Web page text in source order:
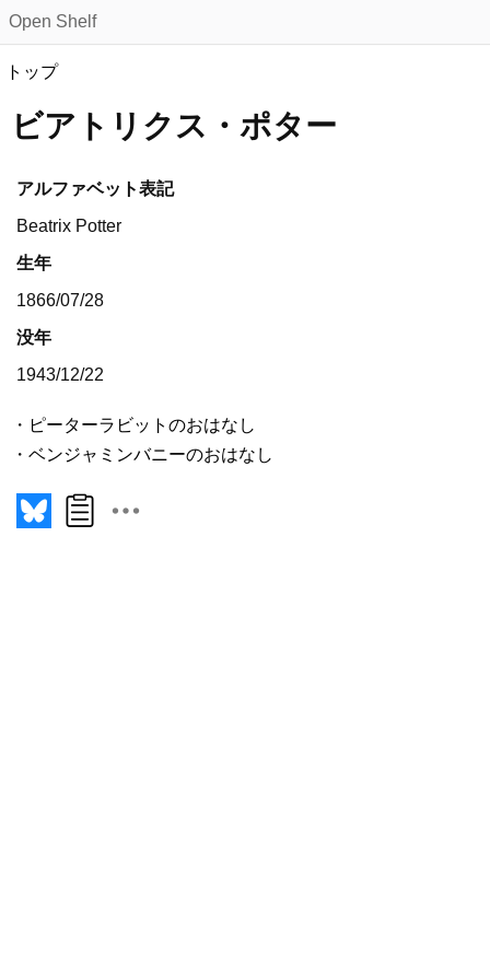
Open Shelf
トップ
ビアトリクス・ポター
アルファベット表記
Beatrix Potter
生年
1866/07/28
没年
1943/12/22
ピーターラビットのおはなし
ベンジャミンバニーのおはなし